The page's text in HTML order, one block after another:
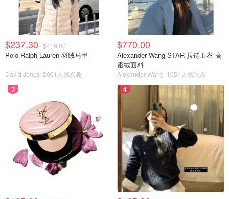
$237.30 $419.00
Polo Ralph Lauren 羽绒马甲
David Jones 2061人感兴趣
$770.00
Alexander Wang STAR 拉链卫衣 高
密绒面料
Alexander Wang 1051人感兴趣
3 4